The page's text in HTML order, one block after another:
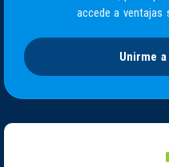
accede a ventajas
Unirme